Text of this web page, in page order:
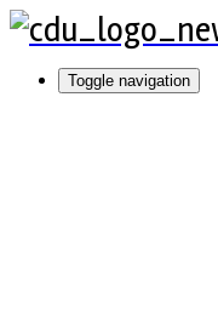
Toggle navigation